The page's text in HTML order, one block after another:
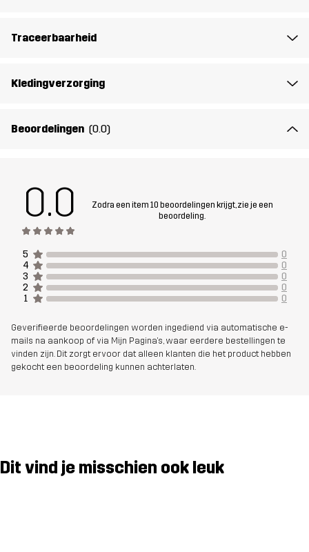
Traceerbaarheid
Kledingverzorging
Beoordelingen (0.0)
0.0
Zodra een item 10 beoordelingen krijgt, zie je een
beoordeling.
5
0
4
0
3
0
2
0
1
0
Geverifieerde beoordelingen worden ingediend via automatische e-
mails na aankoop of via Mijn Pagina's, waar eerdere bestellingen te
vinden zijn. Dit zorgt ervoor dat alleen klanten die het product hebben
gekocht een beoordeling kunnen achterlaten.
Dit vind je misschien ook leuk